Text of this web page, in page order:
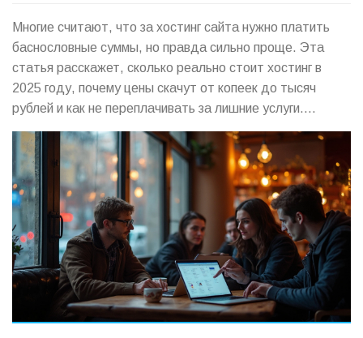
Многие считают, что за хостинг сайта нужно платить
баснословные суммы, но правда сильно проще. Эта
статья расскажет, сколько реально стоит хостинг в
2025 году, почему цены скачут от копеек до тысяч
рублей и как не переплачивать за лишние услуги.
Расскажу, от чего зависит итоговый чек, какие скрытые
платежи могут поджидать, и стоит ли платить дороже
ради стабильности. Всё простым языком и с
конкретными примерами из жизни веб-мастеров.